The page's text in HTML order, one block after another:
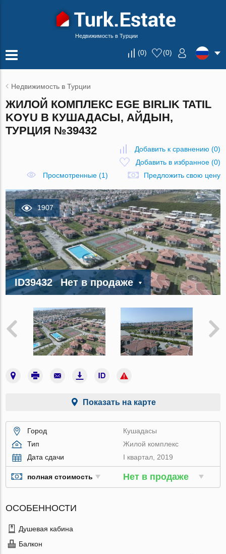
Недвижимость в Турции
(0) (0)
Недвижимость в Турции
ЖИЛОЙ КОМПЛЕКС EGE BIRLIK TATIL
KOYU В КУШАДАСЫ, АЙДЫН,
ТУРЦИЯ №39432
Добавить к сравнению (0)
Добавить в избранное(0)
Просмотренные (1)
Предложить свою цену
1907
ID39432 Нет в продаже
Показать на карте
Город
Кушадасы
Тип
Жилой комплекс
Дата сдачи
I квартал, 2019
полная стоимость Нет в продаже
ОСОБЕННОСТИ
Душевая кабина
Балкон